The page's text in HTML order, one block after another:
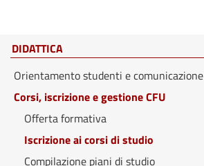
DIDATTICA
Orientamento studenti e comunicazione
Corsi, iscrizione e gestione CFU
Offerta formativa
Iscrizione ai corsi di studio
Compilazione piani di studio